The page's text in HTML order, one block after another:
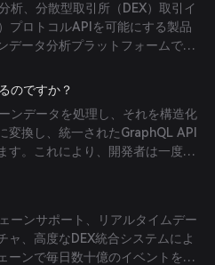
析、分散型取引所（DEX）取引イ
プロトコルAPIを可能にする製品
データ分析プラットフォームで
ネットワークをサポートし、リ
アクセスを提供します。
のですか？
ンデータを処理し、それを構造化
変換し、統一されたGraphQL API
す。これにより、開発者は一度ク
用でき、開発時間と複雑さを削
リアルタイムストリーミング機
最小の遅延で最新のブロックチェ
ーンサポート、リアルタイムデー
ャ、高度なDEX統合システムによ
ーンで毎日数十億のイベントを処